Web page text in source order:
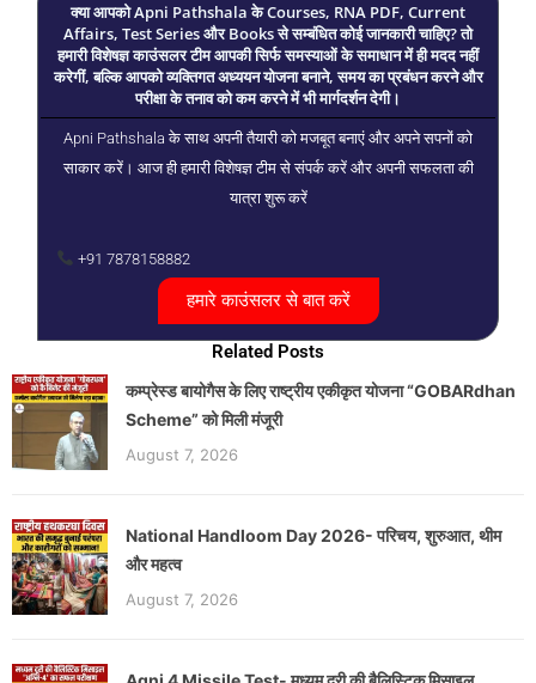
क्या आपको Apni Pathshala के Courses, RNA PDF, Current
Affairs, Test Series और Books से सम्बंधित कोई जानकारी चाहिए? तो
हमारी विशेषज्ञ काउंसलर टीम आपकी सिर्फ समस्याओं के समाधान में ही मदद नहीं
करेगीं, बल्कि आपको व्यक्तिगत अध्ययन योजना बनाने, समय का प्रबंधन करने और
परीक्षा के तनाव को कम करने में भी मार्गदर्शन देगी।
Apni Pathshala के साथ अपनी तैयारी को मजबूत बनाएं और अपने सपनों को
साकार करें। आज ही हमारी विशेषज्ञ टीम से संपर्क करें और अपनी सफलता की
यात्रा शुरू करें
+91 7878158882
हमारे काउंसलर से बात करें
Related Posts
कम्प्रेस्ड बायोगैस के लिए राष्ट्रीय एकीकृत योजना “GOBARdhan
Scheme” को मिली मंजूरी
August 7, 2026
National Handloom Day 2026- परिचय, शुरुआत, थीम
और महत्व
August 7, 2026